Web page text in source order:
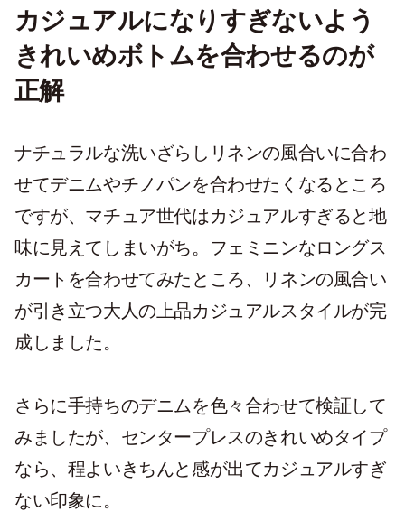
カジュアルになりすぎないよう
きれいめボトムを合わせるのが
正解
ナチュラルな洗いざらしリネンの風合いに合わ
せてデニムやチノパンを合わせたくなるところ
ですが、マチュア世代はカジュアルすぎると地
味に見えてしまいがち。フェミニンなロングス
カートを合わせてみたところ、リネンの風合い
が引き立つ大人の上品カジュアルスタイルが完
成しました。
さらに手持ちのデニムを色々合わせて検証して
みましたが、センタープレスのきれいめタイプ
なら、程よいきちんと感が出てカジュアルすぎ
ない印象に。